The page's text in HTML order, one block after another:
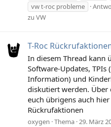
vw t-roc probleme
zu VW
T-Roc
In diesem Thread kann
Software-Updates, TPIs
Information) und
diskutiert werden.
euch übrigens auch
Rückrufaktionen
oxygen Thema 29. März